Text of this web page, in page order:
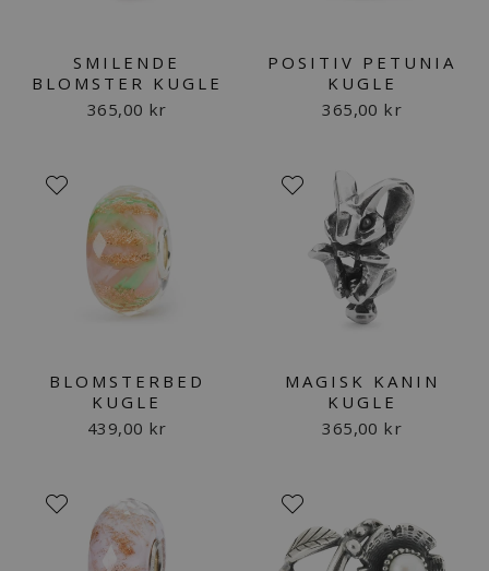
SMILENDE
BLOMSTER KUGLE
365,00 kr
POSITIV PETUNIA
KUGLE
365,00 kr
BLOMSTERBED
KUGLE
439,00 kr
MAGISK KANIN
KUGLE
365,00 kr